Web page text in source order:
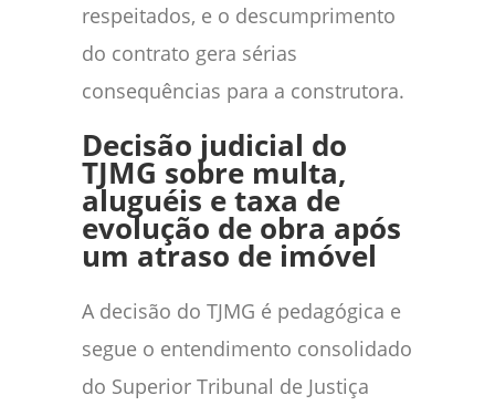
respeitados, e o descumprimento
do contrato gera sérias
consequências para a construtora.
Decisão judicial do
TJMG sobre multa,
aluguéis e taxa de
evolução de obra após
um atraso de imóvel
A decisão do TJMG é pedagógica e
segue o entendimento consolidado
do Superior Tribunal de Justiça